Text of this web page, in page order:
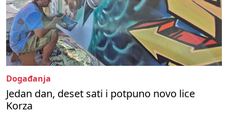
Događanja
Jedan dan, deset sati i potpuno novo lice
Korza